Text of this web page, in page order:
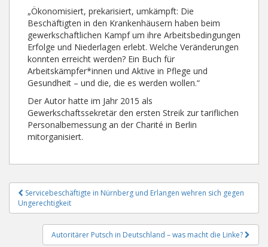
„Ökonomisiert, prekarisiert, umkämpft: Die
Beschäftigten in den Krankenhäusern haben beim
gewerkschaftlichen Kampf um ihre Arbeitsbedingungen
Erfolge und Niederlagen erlebt. Welche Veränderungen
konnten erreicht werden? Ein Buch für
Arbeitskämpfer*innen und Aktive in Pflege und
Gesundheit – und die, die es werden wollen.“
Der Autor hatte im Jahr 2015 als
Gewerkschaftssekretär den ersten Streik zur tariflichen
Personalbemessung an der Charité in Berlin
mitorganisiert.
Beitragsnavigation
Servicebeschäftigte in Nürnberg und Erlangen wehren sich gegen
Ungerechtigkeit
Autoritärer Putsch in Deutschland – was macht die Linke?